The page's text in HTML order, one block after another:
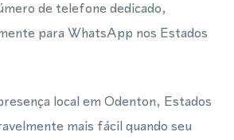
de telefone dedicado,
para WhatsApp nos Estados
local em Odenton, Estados
mais fácil quando seu